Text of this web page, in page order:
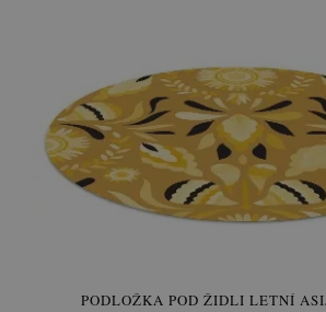
PODLOŽKA POD ŽIDLI LETNÍ